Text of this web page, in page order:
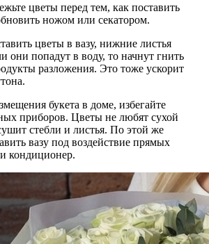
цветы перед тем, как поставить
ножом или секатором.
цветы в вазу, нижние листья
они попадут в воду, то начнут гнить
разложения. Это тоже ускорит
букета в доме, избегайте
приборов. Цветы не любят сухой
стебли и листья. По этой же
вазу под воздействие прямых
кондиционер.